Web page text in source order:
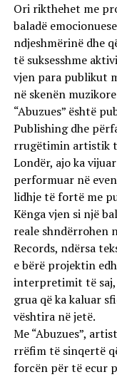
Ori rikthehet me
baladë
ndjeshmërinë dhe
të suksesshme
vjen para publikut
në skenën
“Abuzues” është
Publishing dhe
rrugëtimin artistik
Londër, ajo ka
performuar në
lidhje të fortë me
Kënga vjen si një
reale shndërrohen
Records, ndërsa
e bërë projektin
interpretimit të saj,
grua që ka kaluar
vështira në jetë.
Me “Abuzues”,
rrëfim të sinqertë
forcën për të ecur